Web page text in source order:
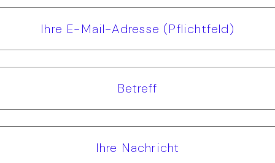
Ihre E-Mail-Adresse (Pflichtfeld)
Betreff
Ihre Nachricht